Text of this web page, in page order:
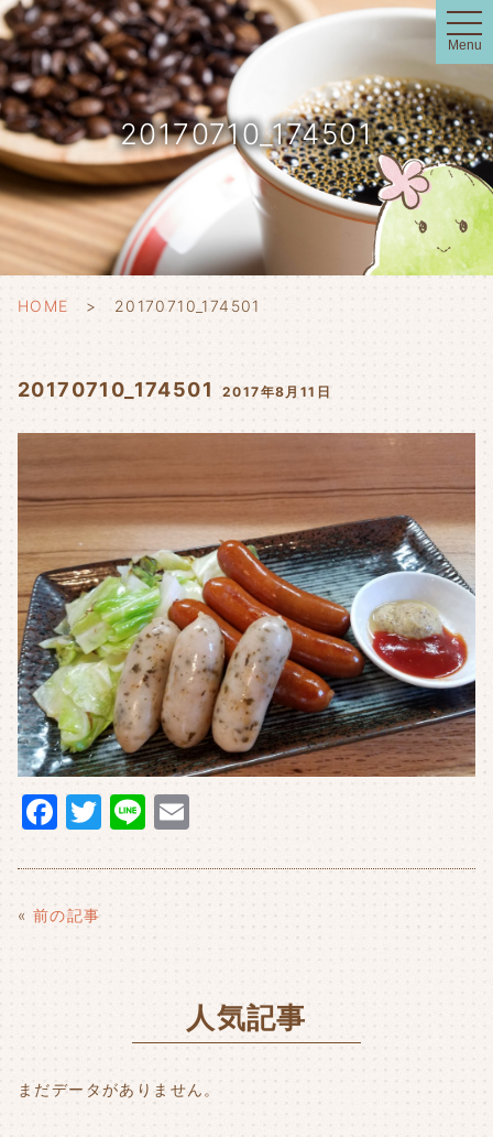
t
o
g
g
l
e
n
a
v
i
g
a
t
i
o
n
Menu
20170710_174501
HOME 20170710_174501
20170710_174501 2017年8月11日
F
c
e
T
it
Li
e ai
« 前の記事
人気記事
まだデータがありません。